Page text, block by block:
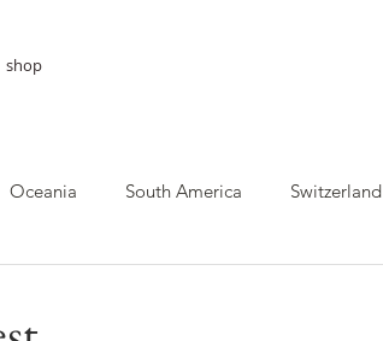
shop
Oceania South America Switzerland